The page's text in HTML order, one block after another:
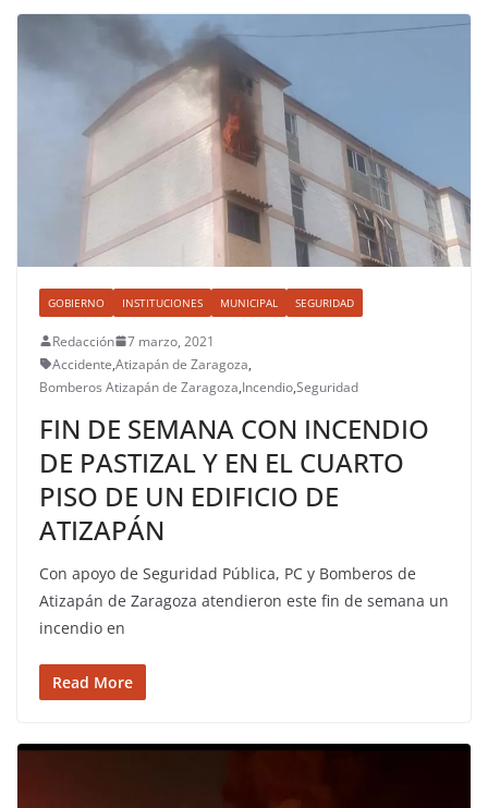
GOBIERNO INSTITUCIONES MUNICIPAL SEGURIDAD
Redacción
7 marzo, 2021
Accidente,Atizapán de Zaragoza,
Bomberos Atizapán de Zaragoza,Incendio,Seguridad
FIN DE SEMANA CON INCENDIO
DE PASTIZAL Y EN EL CUARTO
PISO DE UN EDIFICIO DE
ATIZAPÁN
Con apoyo de Seguridad Pública, PC y Bomberos de
Atizapán de Zaragoza atendieron este fin de semana un
incendio en
Read More